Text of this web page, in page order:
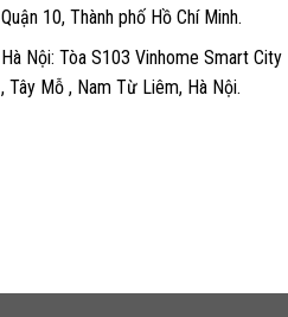
Quận 10, Thành phố Hồ Chí Minh.
Hà Nội: Tòa S103 Vinhome Smart City
, Tây Mỗ , Nam Từ Liêm, Hà Nội.